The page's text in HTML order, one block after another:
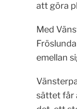
att göra
Med
emellan
sättet får